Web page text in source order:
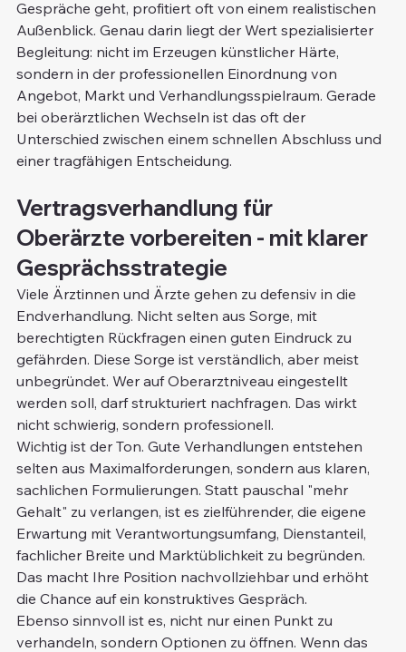
Gespräche geht, profitiert oft von einem realistischen
Außenblick. Genau darin liegt der Wert spezialisierter
Begleitung: nicht im Erzeugen künstlicher Härte,
sondern in der professionellen Einordnung von
Angebot, Markt und Verhandlungsspielraum. Gerade
bei oberärztlichen Wechseln ist das oft der
Unterschied zwischen einem schnellen Abschluss und
einer tragfähigen Entscheidung.
Vertragsverhandlung für
Oberärzte vorbereiten - mit klarer
Gesprächsstrategie
Viele Ärztinnen und Ärzte gehen zu defensiv in die
Endverhandlung. Nicht selten aus Sorge, mit
berechtigten Rückfragen einen guten Eindruck zu
gefährden. Diese Sorge ist verständlich, aber meist
unbegründet. Wer auf Oberarztniveau eingestellt
werden soll, darf strukturiert nachfragen. Das wirkt
nicht schwierig, sondern professionell.
Wichtig ist der Ton. Gute Verhandlungen entstehen
selten aus Maximalforderungen, sondern aus klaren,
sachlichen Formulierungen. Statt pauschal "mehr
Gehalt" zu verlangen, ist es zielführender, die eigene
Erwartung mit Verantwortungsumfang, Dienstanteil,
fachlicher Breite und Marktüblichkeit zu begründen.
Das macht Ihre Position nachvollziehbar und erhöht
die Chance auf ein konstruktives Gespräch.
Ebenso sinnvoll ist es, nicht nur einen Punkt zu
verhandeln, sondern Optionen zu öffnen. Wenn das